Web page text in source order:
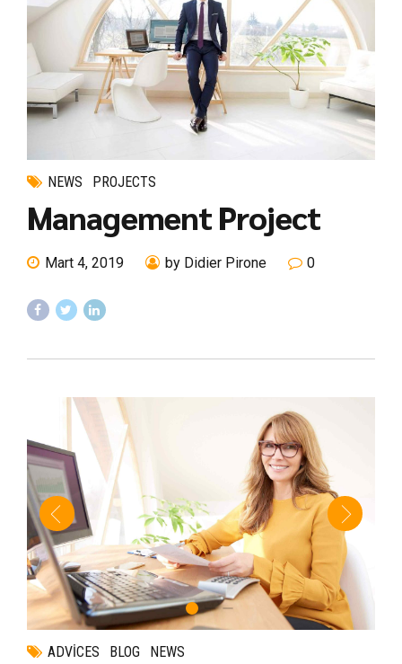
NEWS PROJECTS
Management Project
Mart 4, 2019 by Didier Pirone 0
ADVICES BLOG NEWS